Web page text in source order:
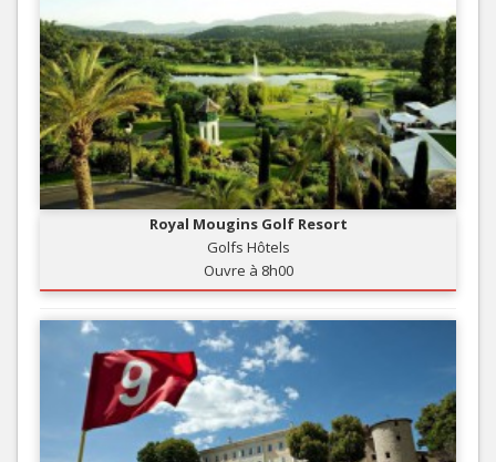
Royal Mougins Golf Resort
Golfs Hôtels
Ouvre à 8h00